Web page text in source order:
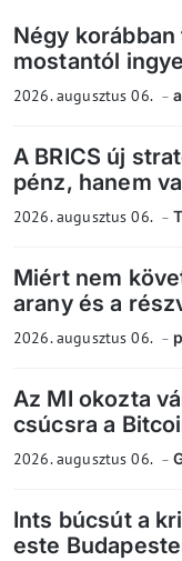
Négy
mostantól
2026. augusztus 06.
A BRICS új
pénz, hanem
2026. augusztus 06.
Miért nem
arany és a
2026. augusztus 06.
Az MI okozta
csúcsra a
2026. augusztus 06.
Ints búcsút a
este